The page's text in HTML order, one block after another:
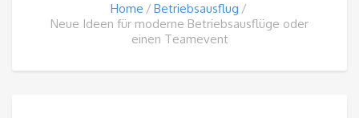
Home
Betriebsausflug
Neue Ideen für moderne Betriebsausflüge oder
einen Teamevent